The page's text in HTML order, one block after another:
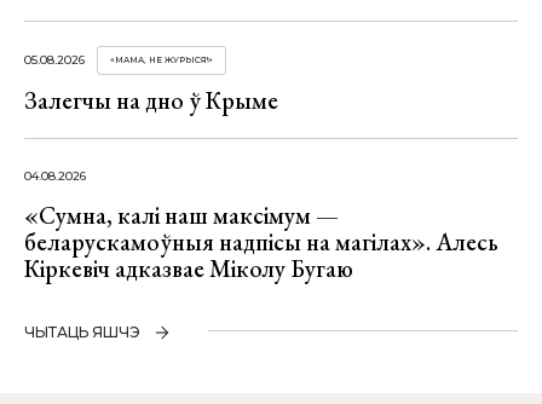
05.08.2026 «МАМА, НЕ ЖУРЫСЯ!»
Залегчы на дно ў Крыме
04.08.2026
«Сумна, калі наш максімум —
беларускамоўныя надпісы на магілах». Алесь
Кіркевіч адказвае Міколу Бугаю
ЧЫТАЦЬ ЯШЧЭ